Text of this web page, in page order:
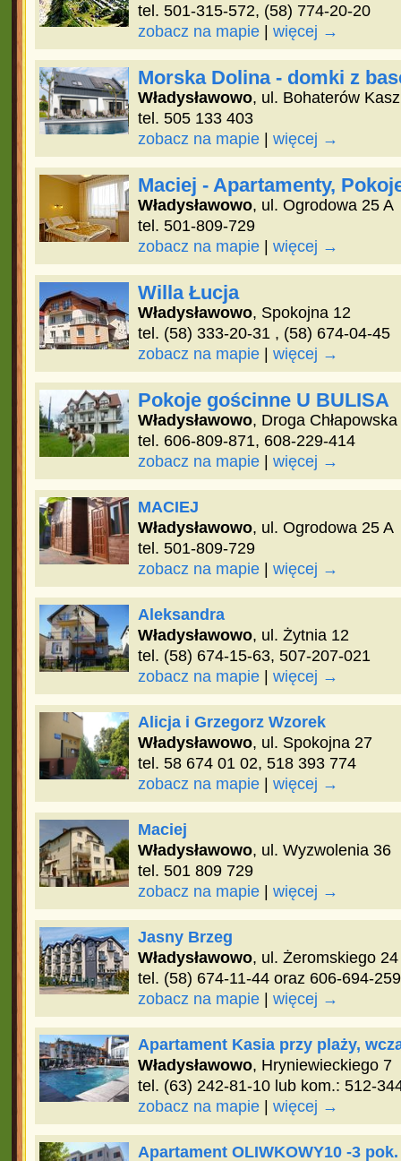
tel. 501-315-572, (58) 774-20-20
zobacz na mapie| więcej →
Morska Dolina - domki z
Władysławowo, ul. Bohaterów
tel. 505 133 403
zobacz na mapie| więcej →
Maciej - Apartamenty,
Władysławowo, ul. Ogrodowa 25 A
tel. 501-809-729
zobacz na mapie| więcej →
Willa Łucja
Władysławowo, Spokojna 12
tel. (58) 333-20-31 , (58) 674-04-45
zobacz na mapie| więcej →
Pokoje gościnne U BULISA
Władysławowo, Droga
tel. 606-809-871, 608-229-414
zobacz na mapie| więcej →
MACIEJ
Władysławowo, ul. Ogrodowa 25 A
tel. 501-809-729
zobacz na mapie| więcej →
Aleksandra
Władysławowo, ul. Żytnia 12
tel. (58) 674-15-63, 507-207-021
zobacz na mapie| więcej →
Alicja i Grzegorz Wzorek
Władysławowo, ul. Spokojna 27
tel. 58 674 01 02, 518 393 774
zobacz na mapie| więcej →
Maciej
Władysławowo, ul. Wyzwolenia 36
tel. 501 809 729
zobacz na mapie| więcej →
Jasny Brzeg
Władysławowo, ul. Żeromskiego 24
tel. (58) 674-11-44 oraz 606-694-259
zobacz na mapie| więcej →
Apartament Kasia przy plaży,
Władysławowo, Hryniewieckiego 7
tel. (63) 242-81-10 lub kom.: 512-
zobacz na mapie| więcej →
Apartament OLIWKOWY10 -3 pok.